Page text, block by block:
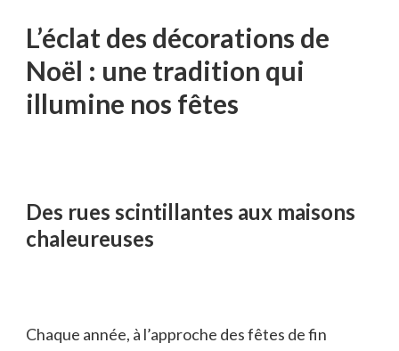
L’éclat des décorations de
Noël : une tradition qui
illumine nos fêtes
Des rues scintillantes aux maisons
chaleureuses
Chaque année, à l’approche des fêtes de fin